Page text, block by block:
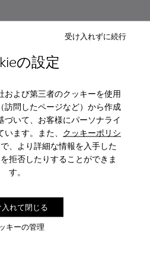
の設定
および第三者のクッキーを使用
訪問したページなど）から作成
づいて、お客様にパーソナライ
ます。また、 クッキーポリシ
、より詳細な情報を入手した
拒否したりすることができま
す。
キーの管理
受け入れずに続行
れて閉じる
マコ ショルダーバッグ
- クリマコ ショルダーバッグ
Climaco - B1338-011 - クリ
Climaco - B1338-
Climaco
￥23,100
追加